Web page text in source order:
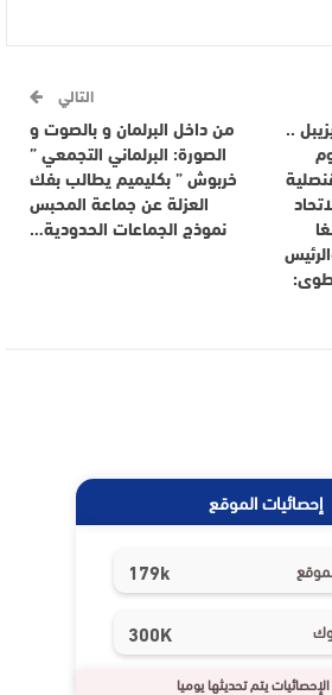
..
التالي
من داخل البرلمان و بالصوت و
الصورة: البرلماني التجمعي ”
خربوش ” بكليميم يطالب بفك
العزلة عن جماعة المحبس
نموذج الجماعات الحدودية…
إحصائيات الموقع
179k
300K
يتم تحديثها يوميا